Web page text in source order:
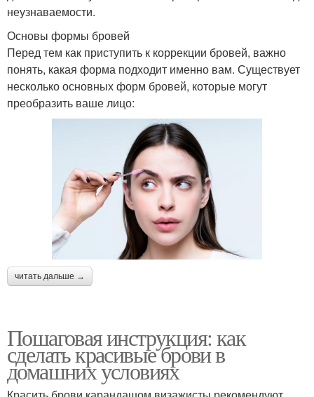
неузнаваемости.
Основы формы бровей
Перед тем как приступить к коррекции бровей, важно
понять, какая форма подходит именно вам. Существует
несколько основных форм бровей, которые могут
преобразить ваше лицо:
читать дальше →
Пошаговая инструкция: как
сделать красивые брови в
домашних условиях